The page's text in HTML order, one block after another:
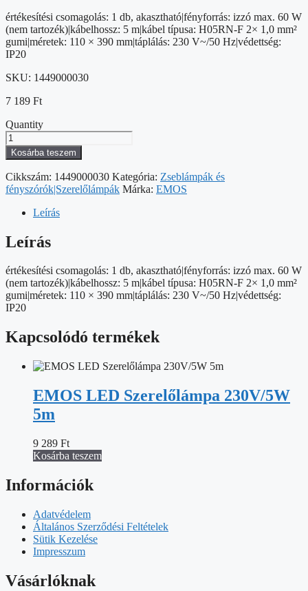
értékesítési csomagolás: 1 db, akasztható|fényforrás: izzó max. 60 W
(nem tartozék)|kábelhossz: 5 m|kábel típusa: H05RN-F 2× 1,0 mm²
gumi|méretek: 110 × 390 mm|táplálás: 230 V~/50 Hz|védettség:
IP20
SKU: 1449000030
7 189 Ft
Quantity
EMOS
Szerelőlámpa
230V/60W
IP20
5m
mennyiség
Kosárba teszem
Cikkszám: 1449000030 Kategória: Zseblámpák és
fényszórók|Szerelőlámpák Márka: EMOS
Leírás
Leírás
értékesítési csomagolás: 1 db, akasztható|fényforrás: izzó max. 60 W
(nem tartozék)|kábelhossz: 5 m|kábel típusa: H05RN-F 2× 1,0 mm²
gumi|méretek: 110 × 390 mm|táplálás: 230 V~/50 Hz|védettség:
IP20
Kapcsolódó termékek
EMOS LED Szerelőlámpa 230V/5W
5m
9 289 Ft
Kosárba teszem
Információk
Adatvédelem
Általános Szerződési Feltételek
Sütik Kezelése
Impresszum
Vásárlóknak